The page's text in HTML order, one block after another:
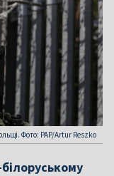
Фото: PAP/Artur Reszko